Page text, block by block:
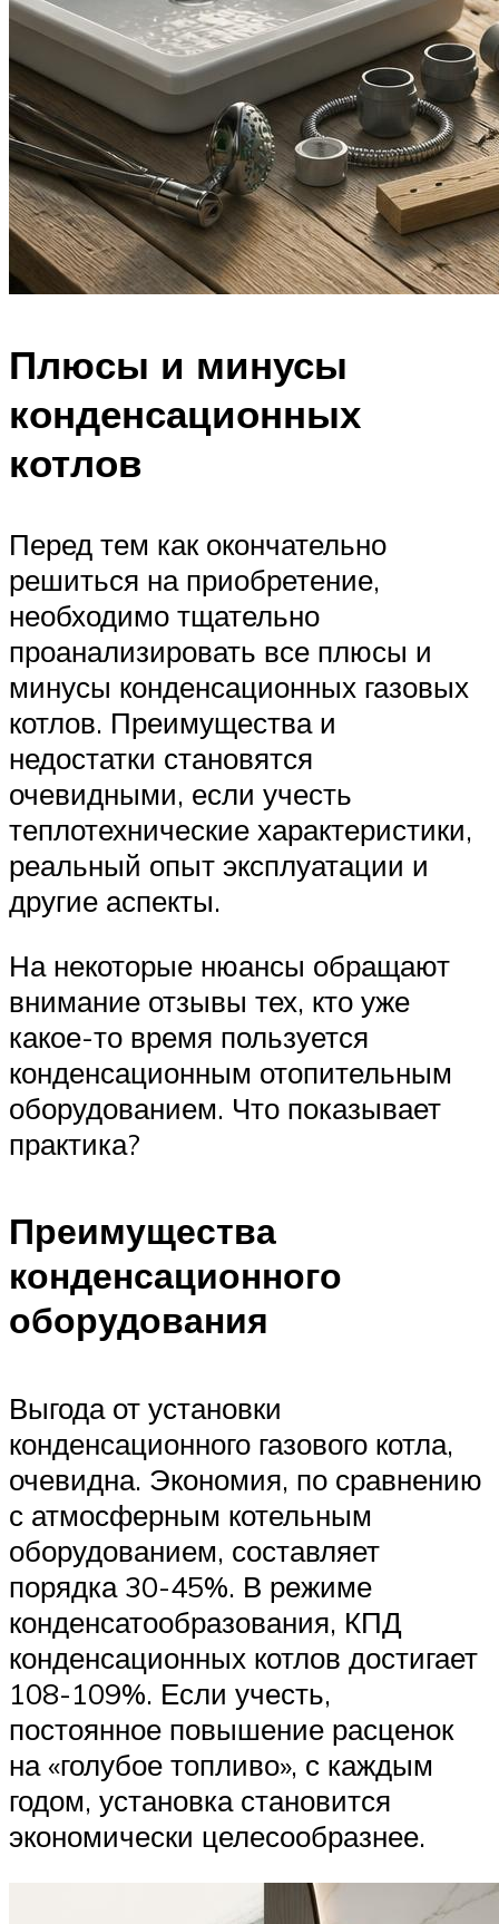
Плюсы и минусы
конденсационных
котлов
Перед тем как окончательно
решиться на приобретение,
необходимо тщательно
проанализировать все плюсы и
минусы конденсационных газовых
котлов. Преимущества и
недостатки становятся
очевидными, если учесть
теплотехнические характеристики,
реальный опыт эксплуатации и
другие аспекты.
На некоторые нюансы обращают
внимание отзывы тех, кто уже
какое-то время пользуется
конденсационным отопительным
оборудованием. Что показывает
практика?
Преимущества
конденсационного
оборудования
Выгода от установки
конденсационного газового котла,
очевидна. Экономия, по сравнению
с атмосферным котельным
оборудованием, составляет
порядка 30-45%. В режиме
конденсатообразования, КПД
конденсационных котлов достигает
108-109%. Если учесть,
постоянное повышение расценок
на «голубое топливо», с каждым
годом, установка становится
экономически целесообразнее.